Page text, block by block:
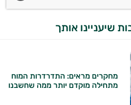
שיעניינו אותך
מחקרים מראים: התדרדרות המוח
מתחילה מוקדם יותר ממה שחשבנו